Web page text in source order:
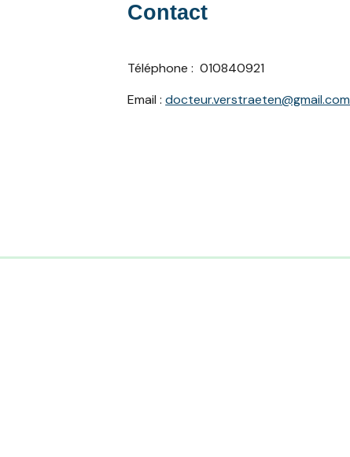
Contact
Téléphone : 010840921
Email :docteur.verstraeten@gmail.com